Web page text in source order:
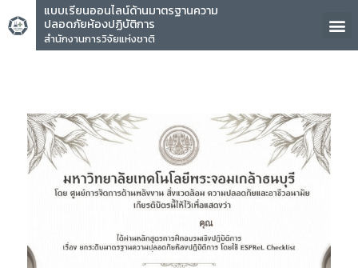
แบบเรียนออนไลน์ด้านมาตรฐานความ
ปลอดภัยห้องปฏิบัติการ
สำนักงานการวิจัยแห่งชาติ
คุณ